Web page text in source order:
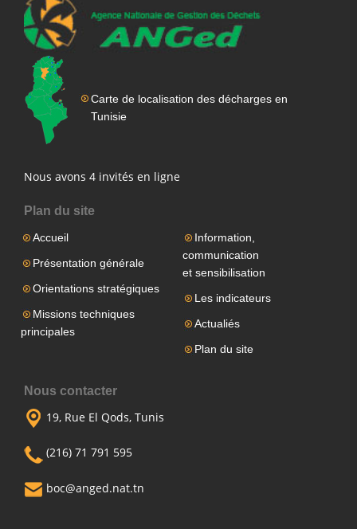
Carte de localisation des décharges en
Tunisie
Nous avons 4 invités en ligne
Plan du site
Accueil
Présentation générale
Orientations stratégiques
Missions techniques
principales
Information,
communication
et sensibilisation
Les indicateurs
Actualiés
Plan du site
Nous contacter
19, Rue El Qods, Tunis
(216) 71 791 595
boc@anged.nat.tn